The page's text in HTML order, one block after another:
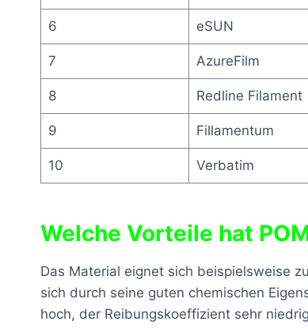
6 eSUN
7 AzureFilm
8 Redline Filament
9 Fillamentum
10 Verbatim
Welche Vorteile hat
Das Material eignet sich beispielsweise
sich durch seine guten chemischen
hoch, der Reibungskoeffizient sehr